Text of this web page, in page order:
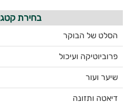
בחירת
הסלט של הבוקר
פרוביוטיקה ועיכול
שיער ועור
דיאטה ותזונה